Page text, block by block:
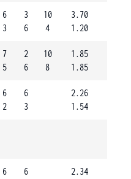
6
3
3
6
10
4
3.70
1.20
7
5
2
6
10
8
1.85
1.85
6
2
6
3
2.26
1.54
6
6
2.34